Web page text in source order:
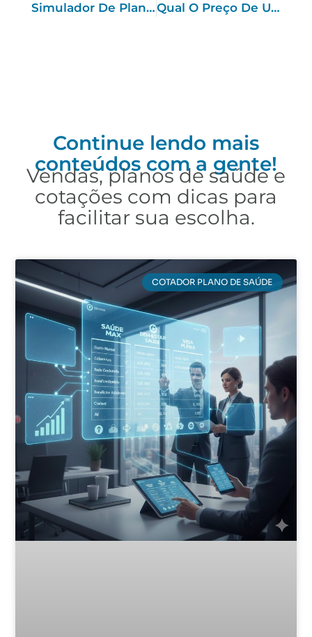
Simulador De Planos De Saúde: Tudo O Que Você, Corretor, Precisa Saber! Qual O Preço De Um Plano De Saúde?
Continue lendo mais
conteúdos com a gente!
Vendas, planos de saúde e
cotações com dicas para
facilitar sua escolha.
COTADOR PLANO DE SAÚDE